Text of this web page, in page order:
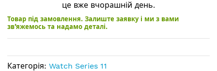
це вже вчорашній день.
Товар під замовлення. Залиште заявку і ми з вами
зв’яжемось та надамо деталі.
Категорія: Watch Series 11